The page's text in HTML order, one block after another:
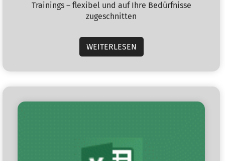
Trainings – flexibel und auf Ihre Bedürfnisse
zugeschnitten
WEITERLESEN